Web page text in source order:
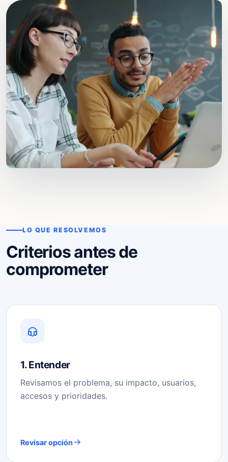
LO QUE RESOLVEMOS
Criterios antes de
comprometer
1. Entender
Revisamos el problema, su impacto, usuarios,
accesos y prioridades.
Revisar opción